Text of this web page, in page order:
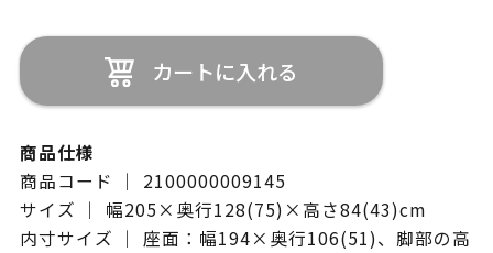
カートに入れる
商品仕様
商品コード ｜ 2100000009145
サイズ ｜ 幅205×奥行128(75)×高さ84(43)cm
内寸サイズ ｜ 座面：幅194×奥行106(51)、脚部の高